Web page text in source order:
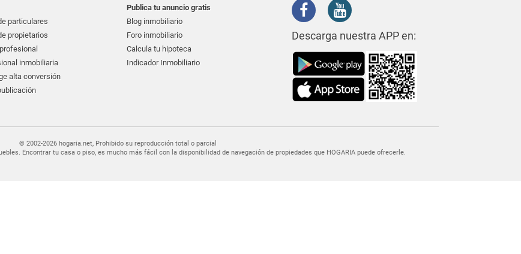
particulares
propietarios
inmobiliaria
alta conversión
Publica tu anuncio gratis
Blog inmobiliario
Foro inmobiliario
Calcula tu hipoteca
Indicador Inmobiliario
Descarga nuestra APP en:
© 2002-2026 hogaria.net, Prohibido su reproducción total o parcial
Encontrar tu casa o piso, es mucho más fácil con la disponibilidad de navegación de propiedades que HOGARIA puede ofrecerle.